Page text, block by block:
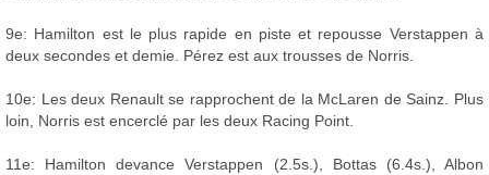
9e: Hamilton est le plus rapide en piste et repousse Verstappen à
deux secondes et demie. Pérez est aux trousses de Norris.
10e: Les deux Renault se rapprochent de la McLaren de Sainz. Plus
loin, Norris est encerclé par les deux Racing Point.
11e: Hamilton devance Verstappen (2.5s.), Bottas (6.4s.), Albon